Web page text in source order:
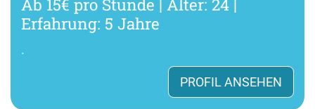
Erfahrung: 5 Jahre
.
PROFIL ANSEHEN